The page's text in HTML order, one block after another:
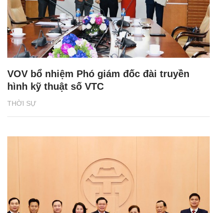
THỜI SỰ
VOV bổ nhiệm Phó giám đốc đài truyền
hình kỹ thuật số VTC